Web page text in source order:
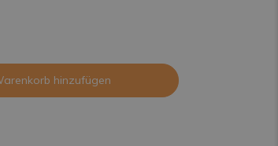
hinzufügen